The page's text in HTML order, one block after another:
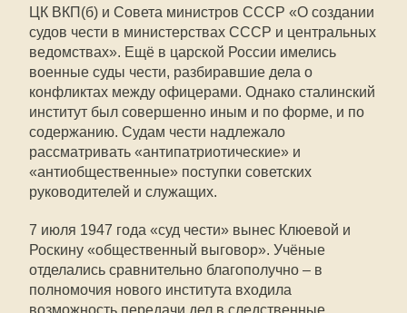
ЦК ВКП(б) и Совета министров СССР «О создании
судов чести в министерствах СССР и центральных
ведомствах». Ещё в царской России имелись
военные суды чести, разбиравшие дела о
конфликтах между офицерами. Однако сталинский
институт был совершенно иным и по форме, и по
содержанию. Судам чести надлежало
рассматривать «антипатриотические» и
«антиобщественные» поступки советских
руководителей и служащих.
7 июля 1947 года «суд чести» вынес Клюевой и
Роскину «общественный выговор». Учёные
отделались сравнительно благополучно – в
полномочия нового института входила
возможность передачи дел в следственные